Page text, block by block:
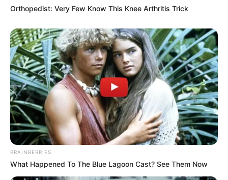
Orthopedist: Very Few Know This Knee Arthritis Trick
BRAINBERRIES
What Happened To The Blue Lagoon Cast? See Them Now